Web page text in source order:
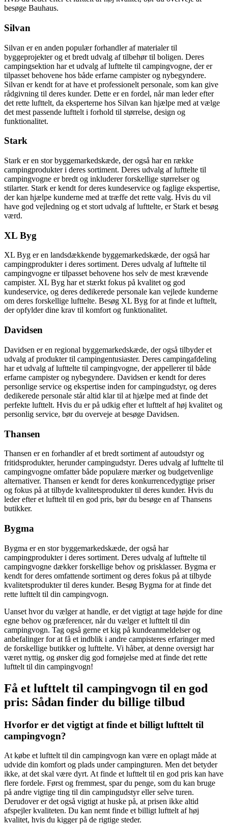
besøge Bauhaus.
Silvan
Silvan er en anden populær forhandler af materialer til
byggeprojekter og et bredt udvalg af tilbehør til boligen. Deres
campingsektion har et udvalg af lufttelte til campingvogne, der er
tilpasset behovene hos både erfarne campister og nybegyndere.
Silvan er kendt for at have et professionelt personale, som kan give
rådgivning til deres kunder. Dette er en fordel, når man leder efter
det rette lufttelt, da eksperterne hos Silvan kan hjælpe med at vælge
det mest passende lufttelt i forhold til størrelse, design og
funktionalitet.
Stark
Stark er en stor byggemarkedskæde, der også har en række
campingprodukter i deres sortiment. Deres udvalg af lufttelte til
campingvogne er bredt og inkluderer forskellige størrelser og
stilarter. Stark er kendt for deres kundeservice og faglige ekspertise,
der kan hjælpe kunderne med at træffe det rette valg. Hvis du vil
have god vejledning og et stort udvalg af lufttelte, er Stark et besøg
værd.
XL Byg
XL Byg er en landsdækkende byggemarkedskæde, der også har
campingprodukter i deres sortiment. Deres udvalg af lufttelte til
campingvogne er tilpasset behovene hos selv de mest krævende
campister. XL Byg har et stærkt fokus på kvalitet og god
kundeservice, og deres dedikerede personale kan vejlede kunderne
om deres forskellige lufttelte. Besøg XL Byg for at finde et lufttelt,
der opfylder dine krav til komfort og funktionalitet.
Davidsen
Davidsen er en regional byggemarkedskæde, der også tilbyder et
udvalg af produkter til campingentusiaster. Deres campingafdeling
har et udvalg af lufttelte til campingvogne, der appellerer til både
erfarne campister og nybegyndere. Davidsen er kendt for deres
personlige service og ekspertise inden for campingudstyr, og deres
dedikerede personale står altid klar til at hjælpe med at finde det
perfekte lufttelt. Hvis du er på udkig efter et lufttelt af høj kvalitet og
personlig service, bør du overveje at besøge Davidsen.
Thansen
Thansen er en forhandler af et bredt sortiment af autoudstyr og
fritidsprodukter, herunder campingudstyr. Deres udvalg af lufttelte til
campingvogne omfatter både populære mærker og budgetvenlige
alternativer. Thansen er kendt for deres konkurrencedygtige priser
og fokus på at tilbyde kvalitetsprodukter til deres kunder. Hvis du
leder efter et lufttelt til en god pris, bør du besøge en af Thansens
butikker.
Bygma
Bygma er en stor byggemarkedskæde, der også har
campingprodukter i deres sortiment. Deres udvalg af lufttelte til
campingvogne dækker forskellige behov og prisklasser. Bygma er
kendt for deres omfattende sortiment og deres fokus på at tilbyde
kvalitetsprodukter til deres kunder. Besøg Bygma for at finde det
rette lufttelt til din campingvogn.
Uanset hvor du vælger at handle, er det vigtigt at tage højde for dine
egne behov og præferencer, når du vælger et lufttelt til din
campingvogn. Tag også gerne et kig på kundeanmeldelser og
anbefalinger for at få et indblik i andre campisteres erfaringer med
de forskellige butikker og lufttelte. Vi håber, at denne oversigt har
været nyttig, og ønsker dig god fornøjelse med at finde det rette
lufttelt til din campingvogn!
Få et lufttelt til campingvogn til en god
pris: Sådan finder du billige tilbud
Hvorfor er det vigtigt at finde et billigt lufttelt til
campingvogn?
At købe et lufttelt til din campingvogn kan være en oplagt måde at
udvide din komfort og plads under campingturen. Men det betyder
ikke, at det skal være dyrt. At finde et lufttelt til en god pris kan have
flere fordele. Først og fremmest, spar du penge, som du kan bruge
på andre vigtige ting til din campingudstyr eller selve turen.
Derudover er det også vigtigt at huske på, at prisen ikke altid
afspejler kvaliteten. Du kan nemt finde et billigt lufttelt af høj
kvalitet, hvis du kigger på de rigtige steder.